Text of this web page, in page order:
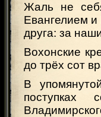
Жаль не
Евангелием и
друга: за
Вохонские
до трёх сот
В
поступках